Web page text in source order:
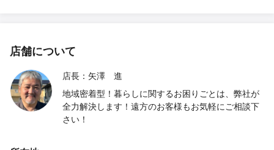
店舗について
店長：矢澤 進
地域密着型！暮らしに関するお困りごとは、弊社が
全力解決します！遠方のお客様もお気軽にご相談下
さい！